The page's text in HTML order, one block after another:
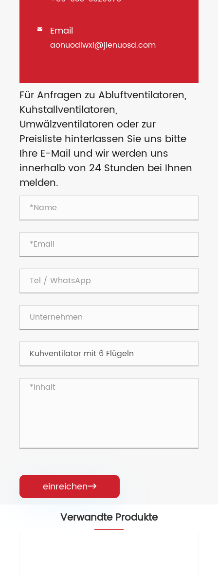
 Email
aonuodiwxl@jienuosd.com
Für Anfragen zu Abluftventilatoren,
Kuhstallventilatoren,
Umwälzventilatoren oder zur
Preisliste hinterlassen Sie uns bitte
Ihre E-Mail und wir werden uns
innerhalb von 24 Stunden bei Ihnen
melden.
einreichen
Verwandte Produkte